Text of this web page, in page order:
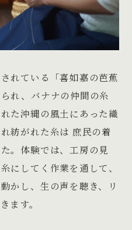
れている「喜如嘉の芭蕉
れ、バナナの仲間の糸
た沖縄の風土にあった織
紡がれた糸は 庶民の着
。体験では、工房の見
にしてく作業を通して、
かし、生の声を聴き、リ
ます。